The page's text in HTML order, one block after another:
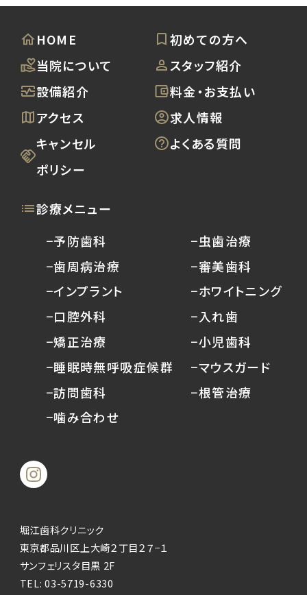
HOME
初めての方へ
当院について
スタッフ紹介
設備紹介
料金・お支払い
アクセス
求人情報
キャンセル
ポリシー
よくある質問
診療メニュー
−予防歯科
−歯周病治療
−インプラント
−口腔外科
−矯正治療
−睡眠時無呼吸症候群
−訪問歯科
−噛み合わせ
−虫歯治療
−審美歯科
−ホワイトニング
−入れ歯
−小児歯科
−マウスガード
−根管治療
堀江歯科クリニック
東京都品川区上大崎２丁目２７−１
サンフェリスタ目黒 2F
TEL:03-5719-6330